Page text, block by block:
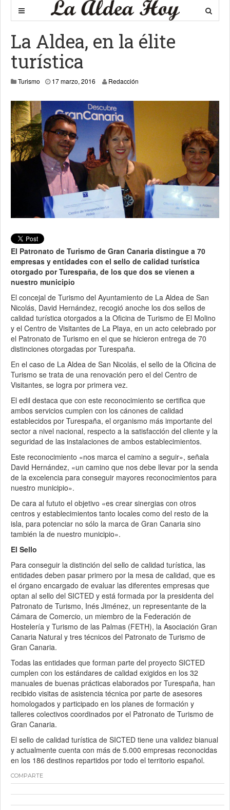
La Aldea, en la élite
turística
Turismo 17 marzo, 2016 17 marzo, 2016
Redacción
El Patronato de Turismo de Gran Canaria distingue a 70
empresas y entidades con el sello de calidad turística
otorgado por Turespaña, de los que dos se vienen a
nuestro municipio
El concejal de Turismo del Ayuntamiento de La Aldea de San
Nicolás, David Hernández, recogió anoche los dos sellos de
calidad turística otorgados a la Oficina de Turismo de El Molino
y el Centro de Visitantes de La Playa, en un acto celebrado por
el Patronato de Turismo en el que se hicieron entrega de 70
distinciones otorgadas por Turespaña.
En el caso de La Aldea de San Nicolás, el sello de la Oficina de
Turismo se trata de una renovación pero el del Centro de
Visitantes, se logra por primera vez.
El edil destaca que con este reconocimiento se certifica que
ambos servicios cumplen con los cánones de calidad
establecidos por Turespaña, el organismo más importante del
sector a nivel nacional, respecto a la satisfacción del cliente y la
seguridad de las instalaciones de ambos establecimientos.
Este reconocimiento «nos marca el camino a seguir», señala
David Hernández, «un camino que nos debe llevar por la senda
de la excelencia para conseguir mayores reconocimientos para
nuestro municipio».
De cara al fututo el objetivo «es crear sinergias con otros
centros y establecimientos tanto locales como del resto de la
isla, para potenciar no sólo la marca de Gran Canaria sino
también la de nuestro municipio».
El Sello
Para conseguir la distinción del sello de calidad turística, las
entidades deben pasar primero por la mesa de calidad, que es
el órgano encargado de evaluar las diferentes empresas que
optan al sello del SICTED y está formada por la presidenta del
Patronato de Turismo, Inés Jiménez, un representante de la
Cámara de Comercio, un miembro de la Federación de
Hostelería y Turismo de las Palmas (FETH), la Asociación Gran
Canaria Natural y tres técnicos del Patronato de Turismo de
Gran Canaria.
Todas las entidades que forman parte del proyecto SICTED
cumplen con los estándares de calidad exigidos en los 32
manuales de buenas prácticas elaborados por Turespaña, han
recibido visitas de asistencia técnica por parte de asesores
homologados y participado en los planes de formación y
talleres colectivos coordinados por el Patronato de Turismo de
Gran Canaria.
El sello de calidad turística de SICTED tiene una validez bianual
y actualmente cuenta con más de 5.000 empresas reconocidas
en los 186 destinos repartidos por todo el territorio español.
COMPARTE